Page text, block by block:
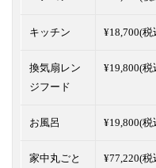
キッチン ¥18,700(税
換気扇レン
ジフード
¥19,800(税
お風呂 ¥19,800(税
家中丸ごと ¥77,220(税